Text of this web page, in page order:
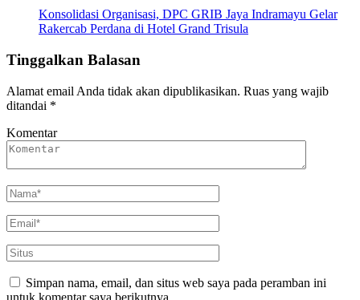
Konsolidasi Organisasi, DPC GRIB Jaya Indramayu Gelar
Rakercab Perdana di Hotel Grand Trisula
Tinggalkan Balasan
Alamat email Anda tidak akan dipublikasikan. Ruas yang wajib
ditandai *
Komentar
Simpan nama, email, dan situs web saya pada peramban ini
untuk komentar saya berikutnya.